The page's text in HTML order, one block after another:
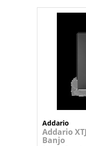
Addario
Addario
Banjo